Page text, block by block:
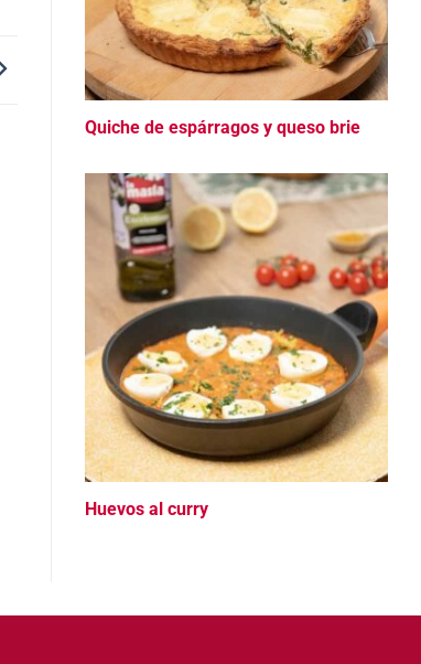
Quiche de espárragos y queso brie
Huevos al curry